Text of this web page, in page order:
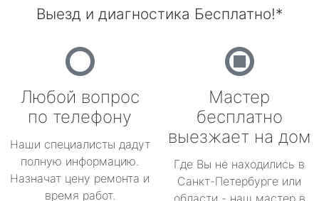
Выезд и диагностика Бесплатно!*
Любой вопрос
по телефону
Наши специалисты дадут
полную информацию.
Назначат цену ремонта и
время работ.
Мастер
бесплатно
выезжает на дом
Где Вы не находились в
Санкт-Петербурге или
области - наш мастер в